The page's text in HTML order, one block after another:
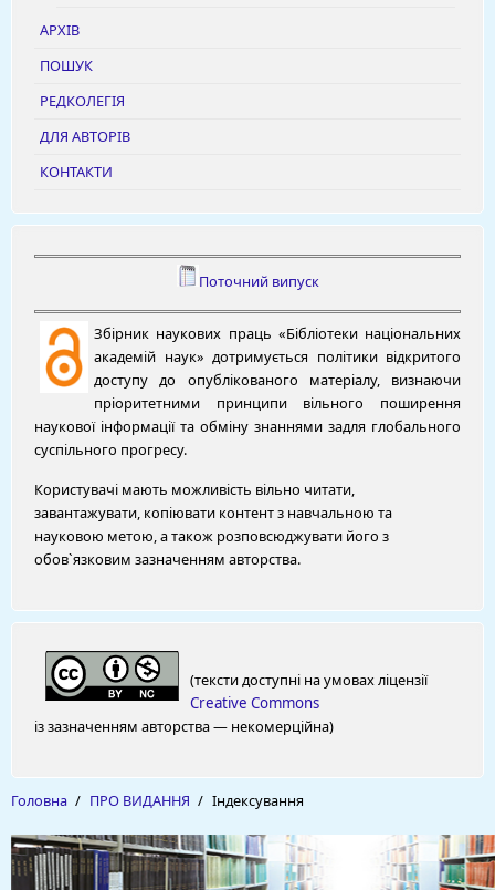
АРХІВ
ПОШУК
РЕДКОЛЕГІЯ
ДЛЯ АВТОРІВ
КОНТАКТИ
Поточний випуск
Збірник наукових праць «Бібліотеки національних
академій наук» дотримується політики відкритого
доступу до опублікованого матеріалу, визнаючи
пріоритетними принципи вільного поширення
наукової інформації та обміну знаннями задля глобального
суспільного прогресу.
Користувачі мають можливість вільно читати,
завантажувати, копіювати контент з навчальною та
науковою метою, а також розповсюджувати його з
обов`язковим зазначенням авторства.
(тексти доступні на умовах ліцензії
Creative Commons
із зазначенням авторства — некомерційна)
Головна / ПРО ВИДАННЯ / Індексування